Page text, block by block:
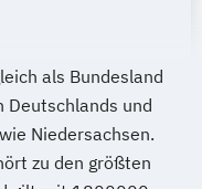
als Bundesland
und
Niedersachsen.
zu den größten